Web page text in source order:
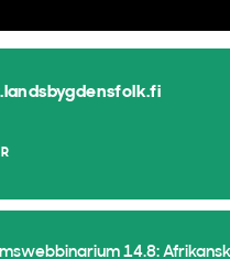
14.8: